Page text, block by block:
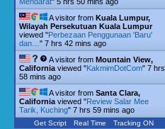
A visitor from Kuala Lumpur,
Wilayah Persekutuan Kuala Lumpur
viewed "Perbezaan Penggunaan 'Baru'
dan… " 7 hrs 42 mins ago
A visitor from Mountain View,
California viewed "KakmimDotCom" 7 hrs
59 mins ago
A visitor from Santa Clara,
California viewed "Review Salar Mee
Tarik, Kuching" 7 hrs 59 mins ago
Get Script Real Time Tracking ON